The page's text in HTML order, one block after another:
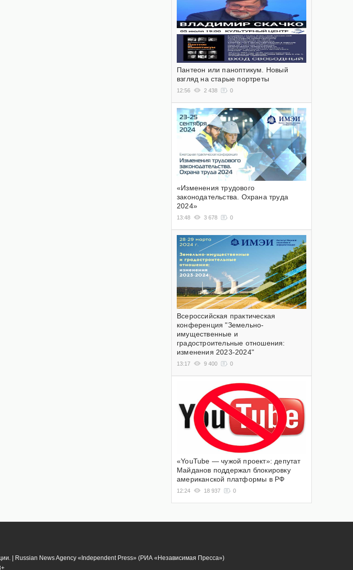
Пантеон или паноптикум. Новый
взгляд на старые портреты
12:56 2 438 0
«Изменения трудового
законодательства. Охрана труда
2024»
13:48 3 678 0
Всероссийская практическая
конференция "Земельно-
имущественные и
градостроительные отношения:
изменения 2023-2024"
13:17 9 400 0
«YouTube — чужой проект»: депутат
Майданов поддержал блокировку
американской платформы в РФ
12:24 18 937 0
| Russian News Agency «Independent Press» (РИА «Независимая Пресса»)